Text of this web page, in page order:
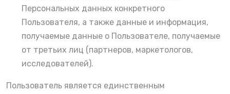
Персональных данных конкретного
Пользователя, а также данные и информация,
получаемые данные о Пользователе, получаемые
от третьих лиц (партнеров, маркетологов,
исследователей).
Пользователь является единственным